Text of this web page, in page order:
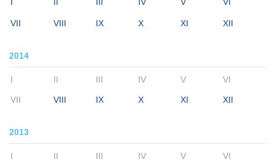
VII VIII IX X XI XII
2014
I II III IV V VI
VII VIII IX X XI XII
2013
I II III IV V
VI